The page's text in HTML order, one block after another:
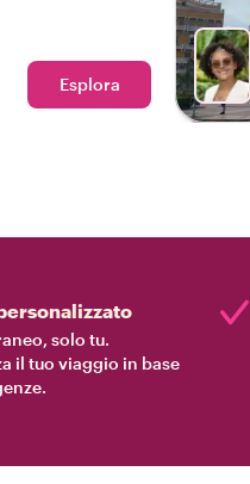
Esplora
solo tu.
il tuo viaggio in base